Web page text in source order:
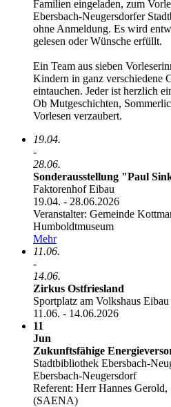
Familien eingeladen, zum
Ebersbach-Neugersdorfer
ohne Anmeldung. Es wird
gelesen oder Wünsche erfüllt.
Ein Team aus sieben
Kindern in ganz verschiedene
eintauchen. Jeder ist herzlich
Ob Mutgeschichten,
Vorlesen verzaubert.
19.04.
-
28.06.
Sonderausstellung "Paul
Faktorenhof Eibau
19.04. - 28.06.2026
Veranstalter: Gemeinde
Humboldtmuseum
Mehr
11.06.
-
14.06.
Zirkus Ostfriesland
Sportplatz am Volkshaus Eibau
11.06. - 14.06.2026
11
Jun
Zukunftsfähige
Stadtbibliothek Ebersbach-
Ebersbach-Neugersdorf
Referent: Herr Hannes Gerold,
(SAENA)